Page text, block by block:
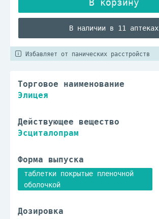
В наличии в 11 аптеках
Избавляет от панических расстройств
Торговое наименование
Элицея
Действующее вещество
Эсциталопрам
Форма выпуска
таблетки покрытые пленочной
оболочкой
Дозировка